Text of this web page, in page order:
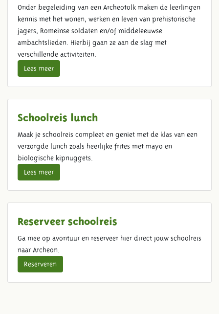
Onder begeleiding van een Archeotolk maken de leerlingen
kennis met het wonen, werken en leven van prehistorische
jagers, Romeinse soldaten en/of middeleeuwse
ambachtslieden. Hierbij gaan ze aan de slag met
verschillende activiteiten.
Lees meer
Schoolreis lunch
Maak je schoolreis compleet en geniet met de klas van een
verzorgde lunch zoals heerlijke frites met mayo en
biologische kipnuggets.
Lees meer
Reserveer schoolreis
Ga mee op avontuur en reserveer hier direct jouw schoolreis
naar Archeon.
Reserveren